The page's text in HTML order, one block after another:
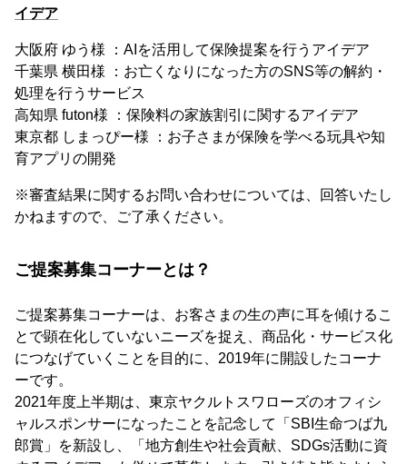
イデア
大阪府 ゆう様 ：AIを活用して保険提案を行うアイデア
千葉県 横田様 ：お亡くなりになった方のSNS等の解約・
処理を行うサービス
高知県 futon様 ：保険料の家族割引に関するアイデア
東京都 しまっぴー様 ：お子さまが保険を学べる玩具や知
育アプリの開発
※審査結果に関するお問い合わせについては、回答いたし
かねますので、ご了承ください。
ご提案募集コーナーとは？
ご提案募集コーナーは、お客さまの生の声に耳を傾けるこ
とで顕在化していないニーズを捉え、商品化・サービス化
につなげていくことを目的に、2019年に開設したコーナ
ーです。
2021年度上半期は、東京ヤクルトスワローズのオフィシ
ャルスポンサーになったことを記念して「SBI生命つば九
郎賞」を新設し、「地方創生や社会貢献、SDGs活動に資